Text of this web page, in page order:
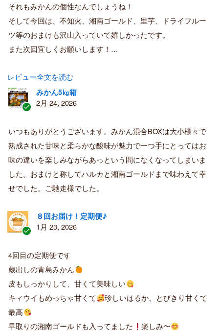
者
それもみかんの個性なんでしょうね！
そして今回は、不知火、湘南ゴールド、里芋、ドライフルー
ツ等のおまけも沢山入っていて嬉しかったです。
また次回宜しくお願いします！…
レビュー全文を読む
証
済
み
購
者
みかん5㎏箱
2月 24, 2026
いつもありがとうございます。みかん混合BOXは大小様々で
熟成された甘味と柔らかな酸味が魅力で一つ手にとってはお
味の違いを楽しみながらあっという間になくなってしまいま
した。おまけと称してハルカと湘南ゴールドまで味わえて幸
せでした。ご馳走様でした。
証
済
み
購
者
８回お届け！定期便♪
1月 23, 2026
4回目の定期便です
蔵出しの青島みかん
皮もしっかりして、甘くて美味しい
キィウイもめっちゃ甘くて
珍しいはるか、とびきり甘くて
最高
早取りの湘南ゴールドも入ってました
楽しみ〜